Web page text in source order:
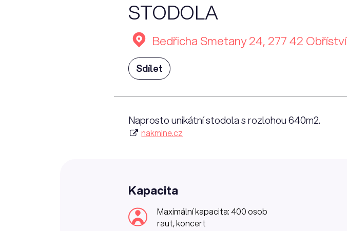
STODOLA
Bedřicha Smetany 24, 277 42 Obříství
Sdílet
Naprosto unikátní stodola s rozlohou 640m2.
nakmine.cz
Kapacita
Maximální kapacita: 400 osob
raut, koncert